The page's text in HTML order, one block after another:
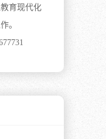
育现代化
。